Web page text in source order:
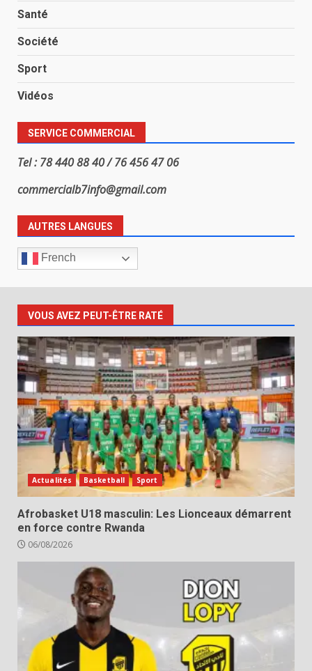
Santé
Société
Sport
Vidéos
SERVICE COMMERCIAL
Tel : 78 440 88 40 / 76 456 47 06
commercialb7info@gmail.com
AUTRES LANGUES
French
VOUS AVEZ PEUT-ÊTRE RATÉ
Actualités Basketball Sport
Afrobasket U18 masculin: Les Lionceaux démarrent
en force contre Rwanda
06/08/2026